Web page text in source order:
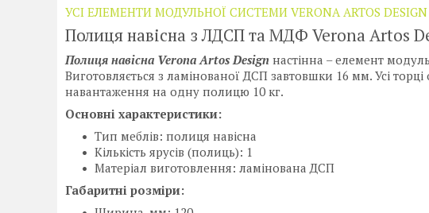
УСІ ЕЛЕМЕНТИ МОДУЛЬНОЇ СИСТЕМИ VERONA ARTOS
Полиця навісна з ЛДСП та МДФ Verona Artos
Полиця навісна Verona Artos Design настінна – елемент
Виготовляється з ламінованої ДСП завтовшки 16 мм. Усі
навантаження на одну полицю 10 кг.
Основні характеристики:
Тип меблів: полиця навісна
Кількість ярусів (полиць): 1
Матеріал виготовлення: ламінована ДСП
Габаритні розміри: